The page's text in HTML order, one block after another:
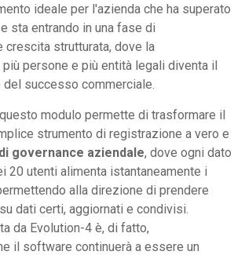
ideale per l'azienda che ha superato
sta entrando in una fase di
crescita strutturata, dove la
persone e più entità legali diventa il
successo commerciale.
modulo permette di trasformare il
strumento di registrazione a vero e
governance aziendale, dove ogni dato
20 utenti alimenta istantaneamente i
alla direzione di prendere
dati certi, aggiornati e condivisi.
da Evolution-4 è, di fatto,
il software continuerà a essere un